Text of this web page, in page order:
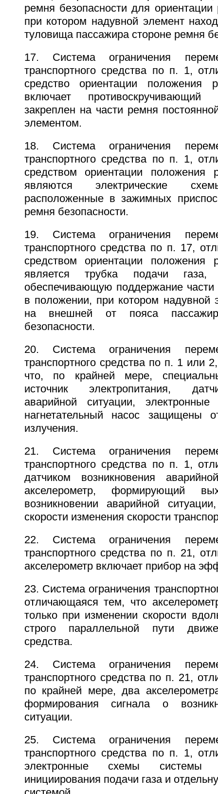
ремня безопасности для
при котором надувной элемент
туловища пассажира стороне ремня
17. Система ограничения
транспортного средства по п. 1,
средство ориентации положения
включает
закреплен на части ремня
элементом.
18. Система ограничения
транспортного средства по п. 1,
средством ориентации положения
являются электрические
расположенные в зажимных
ремня безопасности.
19. Система ограничения
транспортного средства по п. 17,
средством ориентации положения
является трубка подачи
обеспечивающую поддержание части
в положении, при котором надувной
на внешней от пояса
безопасности.
20. Система ограничения
транспортного средства по п. 1 или
что, по крайней мере,
источник электропитания,
аварийной ситуации,
нагнетательный насос защищены
излучения.
21. Система ограничения
транспортного средства по п. 1,
датчиком возникновения
акселерометр, формирующий
возникновении аварийной
скорости изменения скорости
22. Система ограничения
транспортного средства по п. 21,
акселерометр включает прибор на
23. Система ограничения
отличающаяся тем, что
только при изменении скорости
строго параллельной пути
средства.
24. Система ограничения
транспортного средства по п. 21,
по крайней мере, два
формирования сигнала о
ситуации.
25. Система ограничения
транспортного средства по п. 1,
электронные схемы системы
инициирования подачи газа и